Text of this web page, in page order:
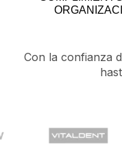
Con la confianza